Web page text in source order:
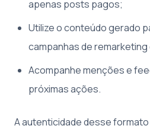
apenas posts pagos;
Utilize o conteúdo gerado
campanhas de
Acompanhe menções e
próximas ações.
A autenticidade desse